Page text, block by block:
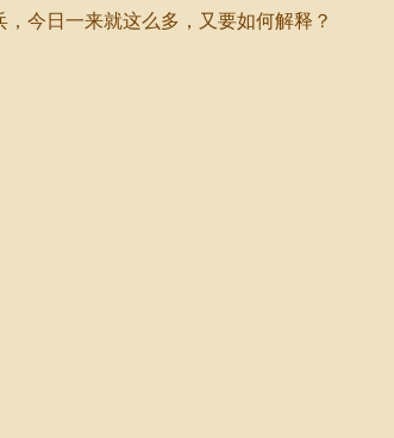
今日一来就这么多，又要如何解释？